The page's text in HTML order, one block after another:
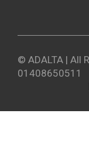
© ADALTA | All
01408650511